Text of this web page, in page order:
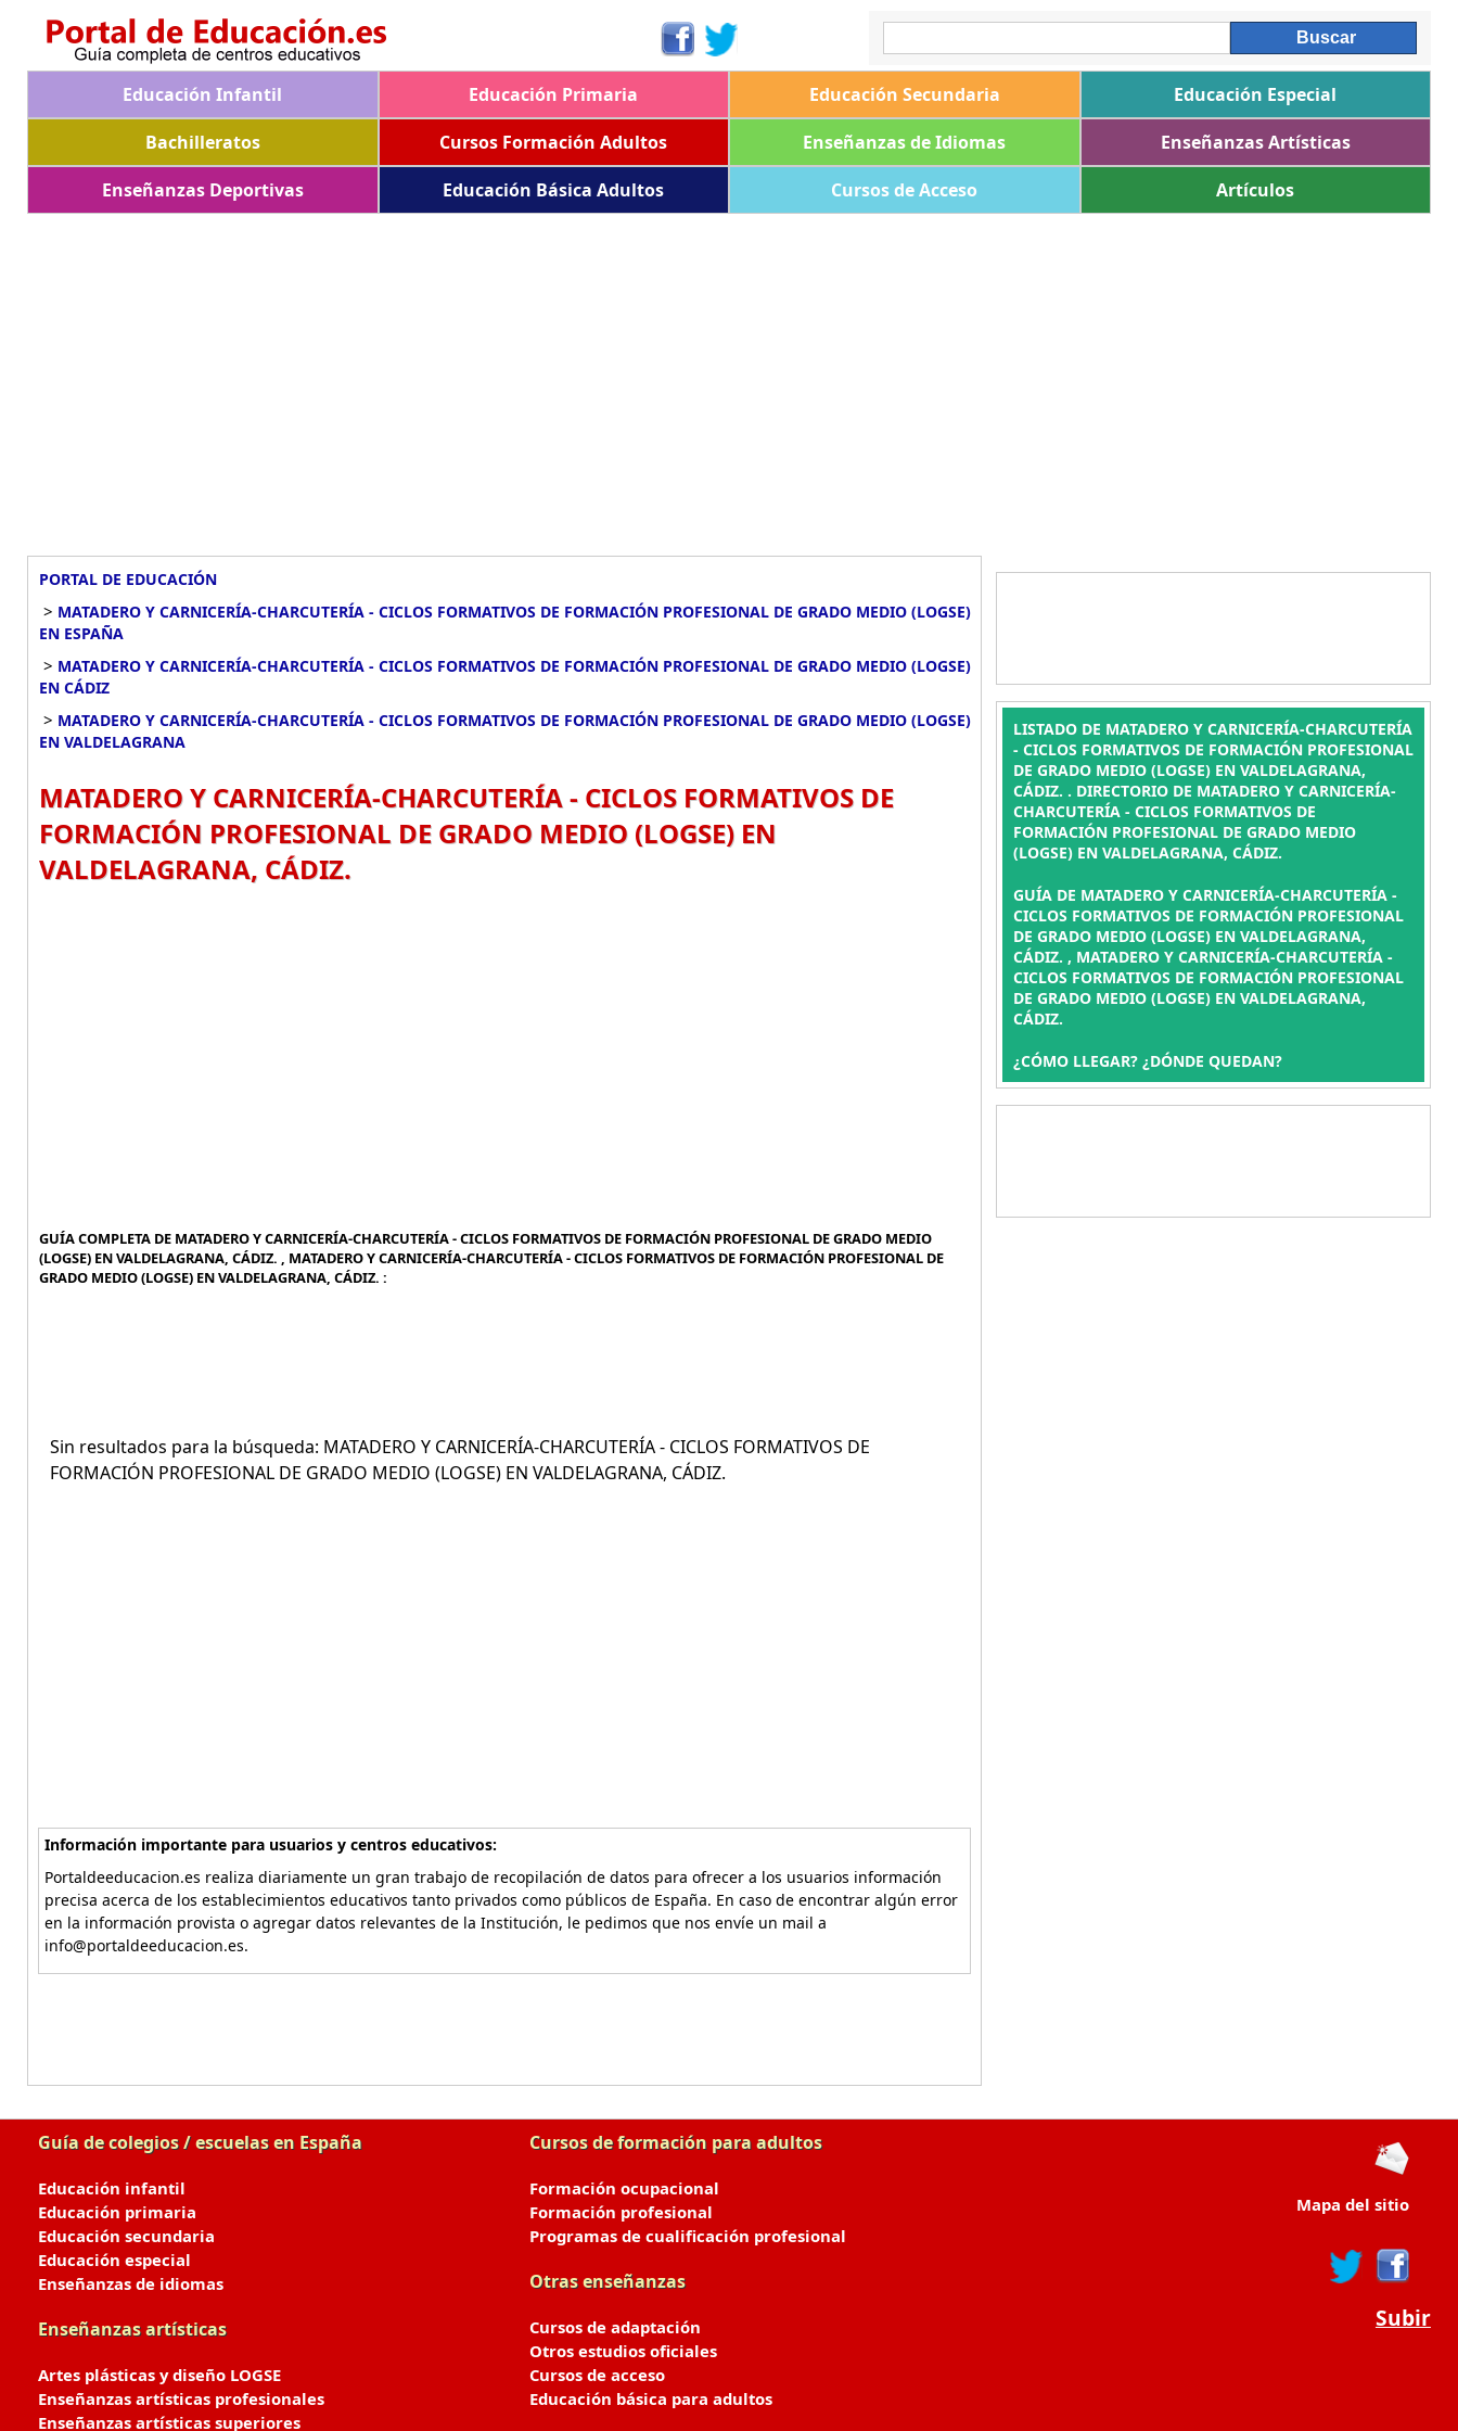
Educación Infantil Educación Primaria Educación Secundaria
Educación Especial
Bachilleratos
Cursos Formación Adultos Enseñanzas de Idiomas
Enseñanzas Artísticas
Enseñanzas Deportivas
Educación Básica Adultos Cursos de Acceso Artículos
PORTAL DE EDUCACIÓN
> MATADERO Y CARNICERÍA-CHARCUTERÍA - CICLOS FORMATIVOS DE FORMACIÓN PROFESIONAL DE GRADO MEDIO (LOGSE)
EN ESPAÑA
> MATADERO Y CARNICERÍA-CHARCUTERÍA - CICLOS FORMATIVOS DE FORMACIÓN PROFESIONAL DE GRADO MEDIO (LOGSE)
EN CÁDIZ
> MATADERO Y CARNICERÍA-CHARCUTERÍA - CICLOS FORMATIVOS DE FORMACIÓN PROFESIONAL DE GRADO MEDIO (LOGSE)
EN VALDELAGRANA
MATADERO Y CARNICERÍA-CHARCUTERÍA - CICLOS FORMATIVOS DE
FORMACIÓN PROFESIONAL DE GRADO MEDIO (LOGSE) EN
VALDELAGRANA, CÁDIZ.
GUÍA COMPLETA DE MATADERO Y CARNICERÍA-CHARCUTERÍA - CICLOS FORMATIVOS DE FORMACIÓN PROFESIONAL DE GRADO MEDIO
(LOGSE) EN VALDELAGRANA, CÁDIZ. , MATADERO Y CARNICERÍA-CHARCUTERÍA - CICLOS FORMATIVOS DE FORMACIÓN PROFESIONAL DE
GRADO MEDIO (LOGSE) EN VALDELAGRANA, CÁDIZ. :
Sin resultados para la búsqueda: MATADERO Y CARNICERÍA-CHARCUTERÍA - CICLOS FORMATIVOS DE
FORMACIÓN PROFESIONAL DE GRADO MEDIO (LOGSE) EN VALDELAGRANA, CÁDIZ.
Información importante para usuarios y centros educativos:
Portaldeeducacion.es realiza diariamente un gran trabajo de recopilación de datos para ofrecer a los usuarios información
precisa acerca de los establecimientos educativos tanto privados como públicos de España. En caso de encontrar algún error
en la información provista o agregar datos relevantes de la Institución, le pedimos que nos envíe un mail a
info@portaldeeducacion.es.
LISTADO DE MATADERO Y CARNICERÍA-CHARCUTERÍA
- CICLOS FORMATIVOS DE FORMACIÓN PROFESIONAL
DE GRADO MEDIO (LOGSE) EN VALDELAGRANA,
CÁDIZ. . DIRECTORIO DE MATADERO Y CARNICERÍA-
CHARCUTERÍA - CICLOS FORMATIVOS DE
FORMACIÓN PROFESIONAL DE GRADO MEDIO
(LOGSE) EN VALDELAGRANA, CÁDIZ.
GUÍA DE MATADERO Y CARNICERÍA-CHARCUTERÍA -
CICLOS FORMATIVOS DE FORMACIÓN PROFESIONAL
DE GRADO MEDIO (LOGSE) EN VALDELAGRANA,
CÁDIZ. , MATADERO Y CARNICERÍA-CHARCUTERÍA -
CICLOS FORMATIVOS DE FORMACIÓN PROFESIONAL
DE GRADO MEDIO (LOGSE) EN VALDELAGRANA,
CÁDIZ.
¿CÓMO LLEGAR? ¿DÓNDE QUEDAN?
Guía de colegios / escuelas en España
Educación infantil
Educación primaria
Educación secundaria
Educación especial
Enseñanzas de idiomas
Enseñanzas artísticas
Artes plásticas y diseño LOGSE
Enseñanzas artísticas profesionales
Enseñanzas artísticas superiores
Cursos de formación para adultos
Formación ocupacional
Formación profesional
Programas de cualificación profesional
Otras enseñanzas
Cursos de adaptación
Otros estudios oficiales
Cursos de acceso
Educación básica para adultos
Mapa del sitio
Subir